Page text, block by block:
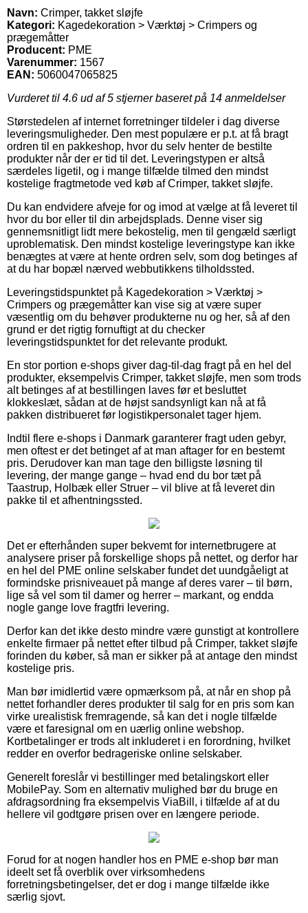
Navn: Crimper, takket sløjfe
Kategori: Kagedekoration > Værktøj > Crimpers og
prægemåtter
Producent: PME
Varenummer: 1567
EAN: 5060047065825
Vurderet til 4.6 ud af 5 stjerner baseret på 14 anmeldelser
Størstedelen af internet forretninger tildeler i dag diverse
leveringsmuligheder. Den mest populære er p.t. at få bragt
ordren til en pakkeshop, hvor du selv henter de bestilte
produkter når der er tid til det. Leveringstypen er altså
særdeles ligetil, og i mange tilfælde tilmed den mindst
kostelige fragtmetode ved køb af Crimper, takket sløjfe.
Du kan endvidere afveje for og imod at vælge at få leveret til
hvor du bor eller til din arbejdsplads. Denne viser sig
gennemsnitligt lidt mere bekostelig, men til gengæld særligt
uproblematisk. Den mindst kostelige leveringstype kan ikke
benægtes at være at hente ordren selv, som dog betinges af
at du har bopæl nærved webbutikkens tilholdssted.
Leveringstidspunktet på Kagedekoration > Værktøj >
Crimpers og prægemåtter kan vise sig at være super
væsentlig om du behøver produkterne nu og her, så af den
grund er det rigtig fornuftigt at du checker
leveringstidspunktet for det relevante produkt.
En stor portion e-shops giver dag-til-dag fragt på en hel del
produkter, eksempelvis Crimper, takket sløjfe, men som trods
alt betinges af at bestillingen laves før et besluttet
klokkeslæt, sådan at de højst sandsynligt kan nå at få
pakken distribueret før logistikpersonalet tager hjem.
Indtil flere e-shops i Danmark garanterer fragt uden gebyr,
men oftest er det betinget af at man aftager for en bestemt
pris. Derudover kan man tage den billigste løsning til
levering, der mange gange – hvad end du bor tæt på
Taastrup, Holbæk eller Struer – vil blive at få leveret din
pakke til et afhentningssted.
Det er efterhånden super bekvemt for internetbrugere at
analysere priser på forskellige shops på nettet, og derfor har
en hel del PME online selskaber fundet det uundgåeligt at
formindske prisniveauet på mange af deres varer – til børn,
lige så vel som til damer og herrer – markant, og endda
nogle gange love fragtfri levering.
Derfor kan det ikke desto mindre være gunstigt at kontrollere
enkelte firmaer på nettet efter tilbud på Crimper, takket sløjfe
forinden du køber, så man er sikker på at antage den mindst
kostelige pris.
Man bør imidlertid være opmærksom på, at når en shop på
nettet forhandler deres produkter til salg for en pris som kan
virke urealistisk fremragende, så kan det i nogle tilfælde
være et faresignal om en uærlig online webshop.
Kortbetalinger er trods alt inkluderet i en forordning, hvilket
redder en overfor bedrageriske online selskaber.
Generelt foreslår vi bestillinger med betalingskort eller
MobilePay. Som en alternativ mulighed bør du bruge en
afdragsordning fra eksempelvis ViaBill, i tilfælde af at du
hellere vil godtgøre prisen over en længere periode.
Forud for at nogen handler hos en PME e-shop bør man
ideelt set få overblik over virksomhedens
forretningsbetingelser, det er dog i mange tilfælde ikke
særlig sjovt.